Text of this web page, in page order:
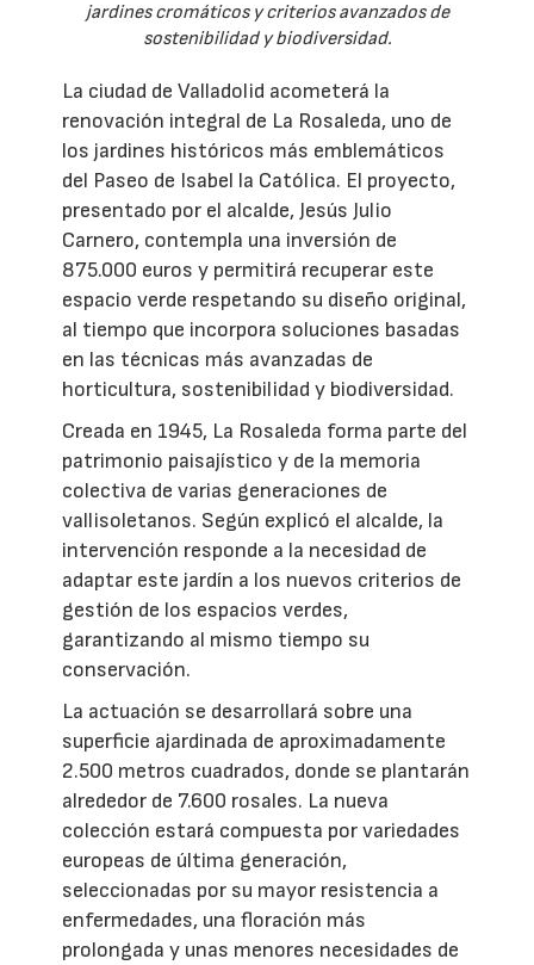
jardines cromáticos y criterios avanzados de
sostenibilidad y biodiversidad.
La ciudad de Valladolid acometerá la
renovación integral de La Rosaleda, uno de
los jardines históricos más emblemáticos
del Paseo de Isabel la Católica. El proyecto,
presentado por el alcalde, Jesús Julio
Carnero, contempla una inversión de
875.000 euros y permitirá recuperar este
espacio verde respetando su diseño original,
al tiempo que incorpora soluciones basadas
en las técnicas más avanzadas de
horticultura, sostenibilidad y biodiversidad.
Creada en 1945, La Rosaleda forma parte del
patrimonio paisajístico y de la memoria
colectiva de varias generaciones de
vallisoletanos. Según explicó el alcalde, la
intervención responde a la necesidad de
adaptar este jardín a los nuevos criterios de
gestión de los espacios verdes,
garantizando al mismo tiempo su
conservación.
La actuación se desarrollará sobre una
superficie ajardinada de aproximadamente
2.500 metros cuadrados, donde se plantarán
alrededor de 7.600 rosales. La nueva
colección estará compuesta por variedades
europeas de última generación,
seleccionadas por su mayor resistencia a
enfermedades, una floración más
prolongada y unas menores necesidades de